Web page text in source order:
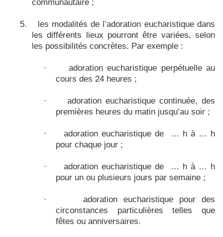
5.
les modalités de l’adoration eucharistique dans
les différents lieux pourront être variées, selon
les possibilités concrètes. Par exemple :
·
adoration eucharistique perpétuelle au
cours des 24 heures ;
·
adoration eucharistique continuée, des
premières heures du matin jusqu’au soir ;
· adoration eucharistique de
… h à … h
pour chaque jour ;
· adoration eucharistique de
… h à … h
pour un ou plusieurs jours par semaine ;
·
adoration eucharistique pour des
circonstances particulières telles que
fêtes ou anniversaires.